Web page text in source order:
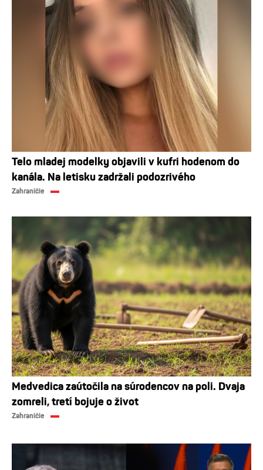
Telo mladej modelky objavili v kufri hodenom do
kanála. Na letisku zadržali podozrivého
Zahraničie
Medvedica zaútočila na súrodencov na poli. Dvaja
zomreli, tretí bojuje o život
Zahraničie